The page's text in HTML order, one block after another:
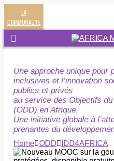
LA
COMMUNAUTE
Une approche unique pour
inclusives et l’innovation
publics et privés
au service des Objectifs
(ODD) en Afrique.
Une initiative globale à
prenantes du
Home ODD IDD4AFRICA